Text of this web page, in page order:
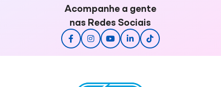
Acompanhe a gente
nas Redes Sociais